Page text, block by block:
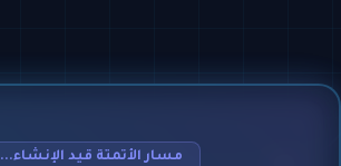
مسار الأتمتة قيد الإنشاء...